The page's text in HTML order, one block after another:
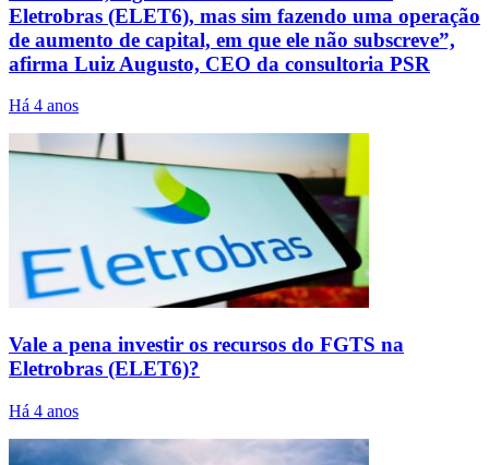
Eletrobras (ELET6), mas sim fazendo uma operação
de aumento de capital, em que ele não subscreve”,
afirma Luiz Augusto, CEO da consultoria PSR
Há 4 anos
Vale a pena investir os recursos do FGTS na
Eletrobras (ELET6)?
Há 4 anos